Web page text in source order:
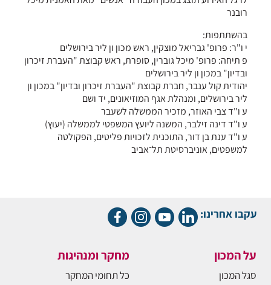
רובנר
בהשתתפות:
י ו"ר: פרופ' גבריאל מוצקין, ראש מכון ון ליר בירושלים
פ תיחה: פרופ' מיכל גוברין, סופרת, ראש קבוצת "העברת זיכרון
ובדיון" במכון ון ליר בירושלים
יהודית קול ענבר, חברת קבוצת "העברת זיכרון ובדיון" במכון ון
ליר בירושלים, ומנהלת אגף המוזיאונים, יד ושם
ע ו"ד צבי האוזר, מזכיר הממשלה לשעבר
ע ו"ד דינה זילבר, המשנה ליועץ המשפטי לממשלה (יעוץ)
ע ו"ד ענת בן דור, התוכנית לזכויות פליטים, הפקולטה
למשפטים, אוניברסיטת תל־אביב
עקבו אחרינו:
על המכון
סגל המכון
מחקר ומנהיגות
כל תחומי המחקר